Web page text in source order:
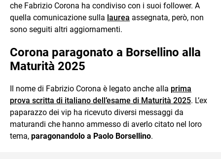
che Fabrizio Corona ha condiviso con i suoi follower. A
quella comunicazione sulla laurea assegnata, però, non
sono seguiti altri aggiornamenti.
Corona paragonato a Borsellino alla
Maturità 2025
Il nome di Fabrizio Corona è legato anche alla prima
prova scritta di italiano dell’esame di Maturità 2025. L’ex
paparazzo dei vip ha ricevuto diversi messaggi da
maturandi che hanno ammesso di averlo citato nel loro
tema, paragonandolo a Paolo Borsellino.